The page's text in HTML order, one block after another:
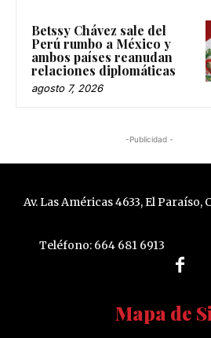
Betssy Chávez sale del
Perú rumbo a México y
ambos países reanudan
relaciones diplomáticas
agosto 7, 2026
-Publicidad -
Av. Las Américas 4633, El Paraíso,
Teléfono: 664 681 6913
Mapa de